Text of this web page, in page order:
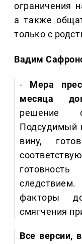
ограничения
а также
только с
Вадим
- Мера
месяца
решение
Подсудимый
вину,
факторы
смягчения
Все версии,